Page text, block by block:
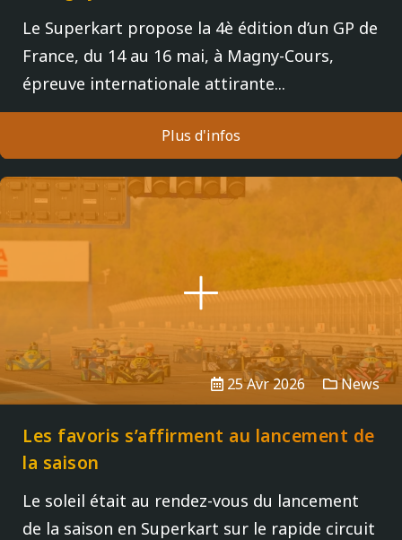
Le Superkart propose la 4è édition d’un GP de
France, du 14 au 16 mai, à Magny-Cours,
épreuve internationale attirante...
Plus d'infos
25 Avr 2026 News
Les favoris s’affirment au lancement de
la saison
Le soleil était au rendez-vous du lancement
de la saison en Superkart sur le rapide circuit